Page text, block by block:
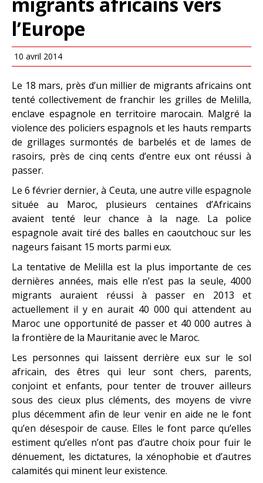
l’Europe
10 avril 2014
Le 18 mars, près d’un millier de migrants africains ont
tenté collectivement de franchir les grilles de Melilla,
enclave espagnole en territoire marocain. Malgré la
violence des policiers espagnols et les hauts remparts
de grillages surmontés de barbelés et de lames de
rasoirs, près de cinq cents d’entre eux ont réussi à
passer.
Le 6 février dernier, à Ceuta, une autre ville espagnole
située au Maroc, plusieurs centaines d’Africains
avaient tenté leur chance à la nage. La police
espagnole avait tiré des balles en caoutchouc sur les
nageurs faisant 15 morts parmi eux.
La tentative de Melilla est la plus importante de ces
dernières années, mais elle n’est pas la seule, 4000
migrants auraient réussi à passer en 2013 et
actuellement il y en aurait 40 000 qui attendent au
Maroc une opportunité de passer et 40 000 autres à
la frontière de la Mauritanie avec le Maroc.
Les personnes qui laissent derrière eux sur le sol
africain, des êtres qui leur sont chers, parents,
conjoint et enfants, pour tenter de trouver ailleurs
sous des cieux plus cléments, des moyens de vivre
plus décemment afin de leur venir en aide ne le font
qu’en désespoir de cause. Elles le font parce qu’elles
estiment qu’elles n’ont pas d’autre choix pour fuir le
dénuement, les dictatures, la xénophobie et d’autres
calamités qui minent leur existence.